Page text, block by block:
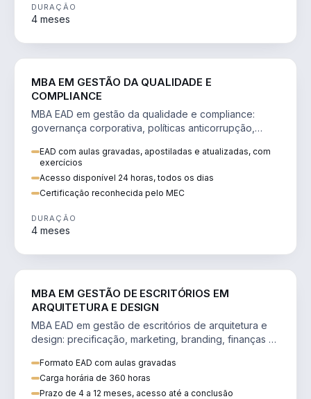
DURAÇÃO
4 meses
MBA EM GESTÃO DA QUALIDADE E
COMPLIANCE
MBA EAD em gestão da qualidade e compliance:
governança corporativa, políticas anticorrupção,
EAD com aulas gravadas, apostiladas e atualizadas, com
exercícios
Acesso disponível 24 horas, todos os dias
Certificação reconhecida pelo MEC
DURAÇÃO
4 meses
MBA EM GESTÃO DE ESCRITÓRIOS EM
ARQUITETURA E DESIGN
MBA EAD em gestão de escritórios de arquitetura e
design: precificação, marketing, branding, finanças e
Formato EAD com aulas gravadas
Carga horária de 360 horas
Prazo de 4 a 12 meses, acesso até a conclusão